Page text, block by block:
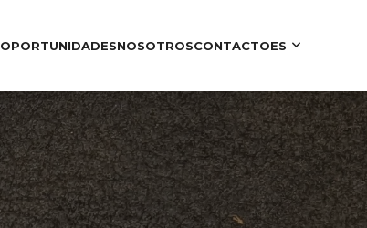
OPORTUNIDADESNOSOTROSCONTACTOES